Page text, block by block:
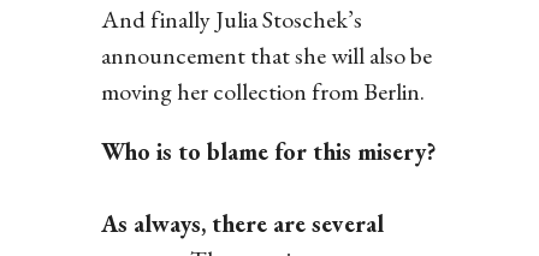
And finally Julia Stoschek’s
announcement that she will also be
moving her collection from Berlin.
Who is to blame for this misery?
As always, there are several